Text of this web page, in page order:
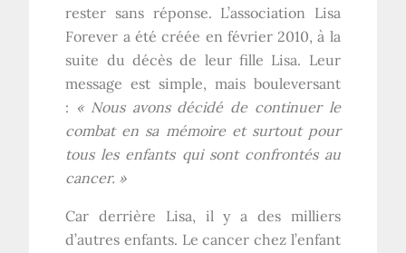
rester sans réponse. L’association Lisa
Forever a été créée en février 2010, à la
suite du décès de leur fille Lisa. Leur
message est simple, mais bouleversant
: « Nous avons décidé de continuer le
combat en sa mémoire et surtout pour
tous les enfants qui sont confrontés au
cancer. »
Car derrière Lisa, il y a des milliers
d’autres enfants. Le cancer chez l’enfant